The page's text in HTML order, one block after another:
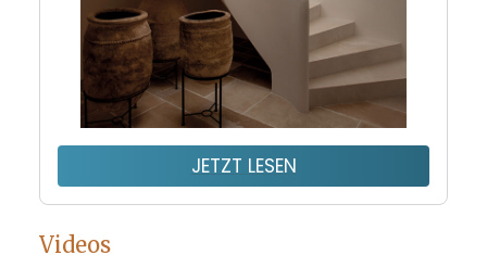
JETZT LESEN
Videos